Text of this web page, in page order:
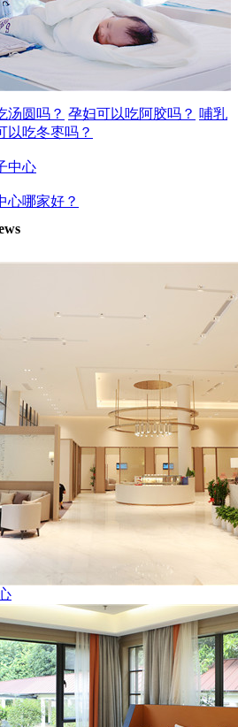
汤圆吗？ 孕妇可以吃阿胶吗？ 哺乳
以吃冬枣吗？
中心
心哪家好？